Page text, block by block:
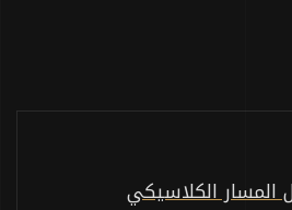
المسار الكلاسيكي